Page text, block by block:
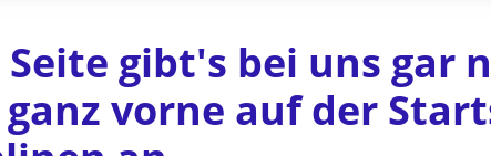
gibt's bei uns gar
vorne auf der